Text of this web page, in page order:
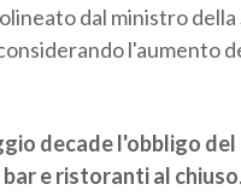
dal ministro
l'aumento
decade l'obbligo del
bar e ristoranti al chiuso